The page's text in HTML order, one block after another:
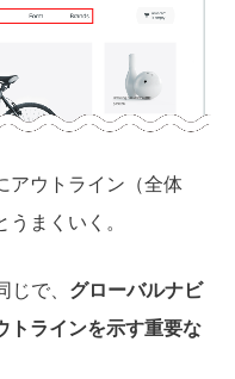
アウトライン（全体
まくいく。
で、 グローバルナビ
トラインを示す重要な